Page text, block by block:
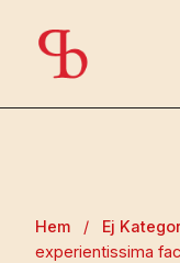
Hem / Ej
experientissima